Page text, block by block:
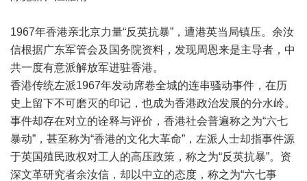
1967年香港亲北京力量“反英抗暴”，遭港英当局镇压。余汝
信根据广东军管会及国务院资料，发现周恩来是主导者，中
共一度有意派解放军进驻香港。
香港传统左派1967年发动席卷全城的连串骚动事件，在历
史上留下不可磨灭的印记，也成为香港政治发展的分水岭。
事件却存在对立的诠释与评价，香港社会普遍称之为“六七
暴动”，甚至称为“香港的文化大革命”，左派人士却指事件源
于英国殖民政权对工人的高压政策，称之为“反英抗暴”。资
深文革研究者余汝信，却以中立的态度，称之为“六七事